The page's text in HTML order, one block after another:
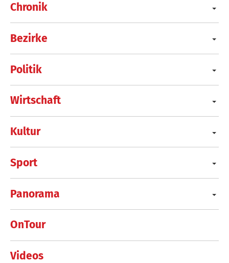
Chronik
Bezirke
Politik
Wirtschaft
Kultur
Sport
Panorama
OnTour
Videos